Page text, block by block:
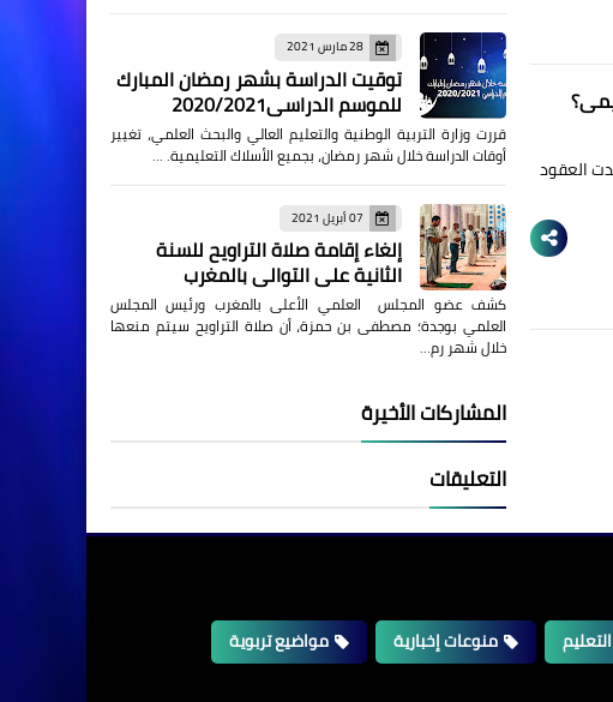
العقود
28 مارس 2021
توقيت الدراسة بشهر رمضان المبارك
للموسم الدراسي2020/2021
قررت وزارة التربية الوطنية والتعليم العالي والبحث العلمي، تغيير
أوقات الدراسة خلال شهر رمضان، بجميع الأسلاك التعليمية. …
07 أبريل 2021
إلغاء إقامة صلاة التراويح للسنة
الثانية على التوالي بالمغرب
كشف عضو المجلس العلمي الأعلى بالمغرب ورئيس المجلس
العلمي بوجدة؛ مصطفى بن حمزة، أن صلاة التراويح سيتم منعها
خلال شهر رم…
المشاركات الأخيرة
التعليقات
منوعات إخبارية
مواضيع تربوية